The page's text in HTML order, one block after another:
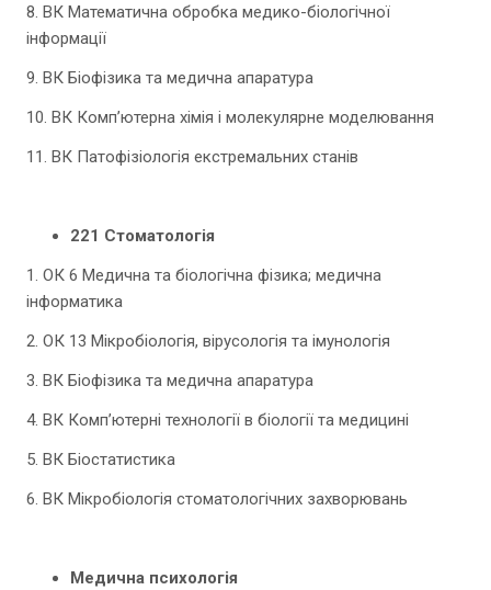
8. ВК Математична обробка медико-біологічної
інформації
9. ВК Біофізика та медична апаратура
10. ВК Комп’ютерна хімія і молекулярне моделювання
11. ВК Патофізіологія екстремальних станів
221 Стоматологія
1. ОК 6 Медична та біологічна фізика; медична
інформатика
2. ОК 13 Мікробіологія, вірусологія та імунологія
3. ВК Біофізика та медична апаратура
4. ВК Комп’ютерні технології в біології та медицині
5. ВК Біостатистика
6. ВК Мікробіологія стоматологічних захворювань
Медична психологія